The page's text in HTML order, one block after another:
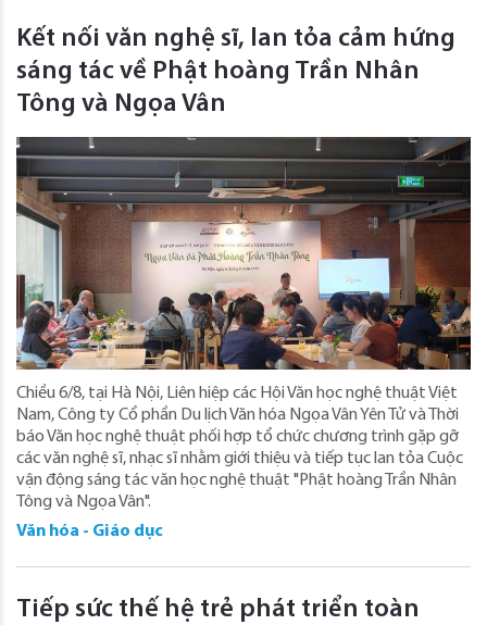
Kết nối văn nghệ sĩ, lan tỏa cảm hứng
sáng tác về Phật hoàng Trần Nhân
Tông và Ngọa Vân
Chiều 6/8, tại Hà Nội, Liên hiệp các Hội Văn học nghệ thuật Việt
Nam, Công ty Cổ phần Du lịch Văn hóa Ngọa Vân Yên Tử và Thời
báo Văn học nghệ thuật phối hợp tổ chức chương trình gặp gỡ
các văn nghệ sĩ, nhạc sĩ nhằm giới thiệu và tiếp tục lan tỏa Cuộc
vận động sáng tác văn học nghệ thuật "Phật hoàng Trần Nhân
Tông và Ngọa Vân".
Văn hóa - Giáo dục
Tiếp sức thế hệ trẻ phát triển toàn